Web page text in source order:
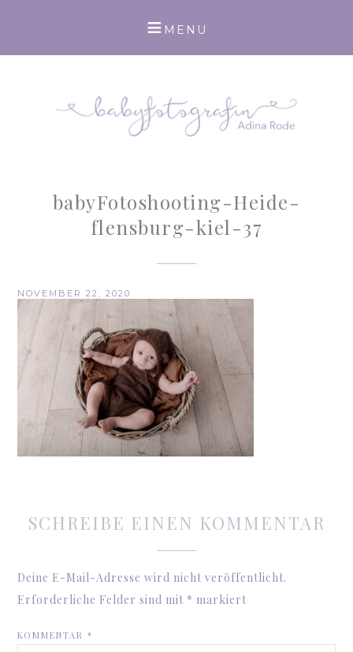
babyFotoshooting-Heide-
flensburg-kiel-37
NOVEMBER 22, 2020
SCHREIBE EINEN KOMMENTAR
Deine E-Mail-Adresse wird nicht veröffentlicht.
Erforderliche Felder sind mit * markiert
KOMMENTAR*